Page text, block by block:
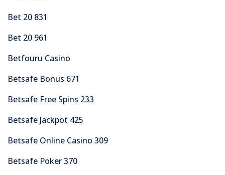
Bet 20 831
Bet 20 961
Betfouru Casino
Betsafe Bonus 671
Betsafe Free Spins 233
Betsafe Jackpot 425
Betsafe Online Casino 309
Betsafe Poker 370